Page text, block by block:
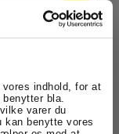
indhold, for at
bla.
varer du
benytte vores
Køb